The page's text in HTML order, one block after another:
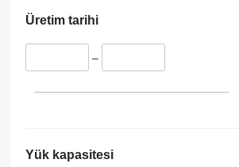
Üretim tarihi
–
Yük kapasitesi